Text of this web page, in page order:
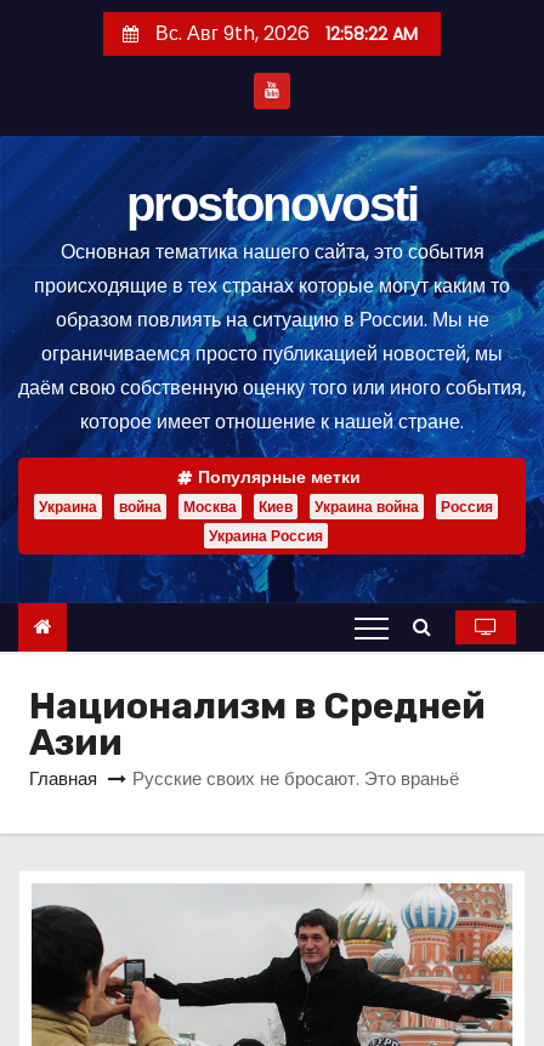
е
р
ж
м
Вс. Авг 9th, 2026 12:58:22 AM
prostonovosti
Основная тематика нашего сайта, это события
происходящие в тех странах которые могут каким то
образом повлиять на ситуацию в России. Мы не
ограничиваемся просто публикацией новостей, мы
даём свою собственную оценку того или иного события,
которое имеет отношение к нашей стране.
Популярные метки
Украина война Москва Киев Украина война
Россия
Украина Россия
Национализм в Средней
Азии
Главная Русские своих не бросают. Это враньё